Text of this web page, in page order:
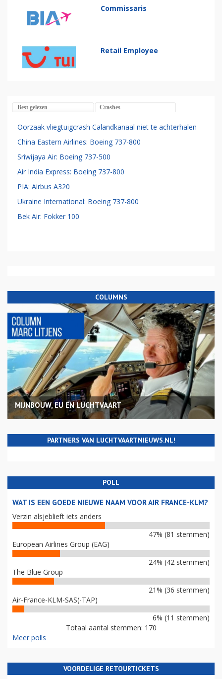
Commissaris
Retail Employee
Best gelezen Crashes
Oorzaak vliegtuigcrash Calandkanaal niet te achterhalen
China Eastern Airlines: Boeing 737-800
Sriwijaya Air: Boeing 737-500
Air India Express: Boeing 737-800
PIA: Airbus A320
Ukraine International: Boeing 737-800
Bek Air: Fokker 100
COLUMNS
MIJNBOUW, EU EN LUCHTVAART
PARTNERS VAN LUCHTVAARTNIEUWS.NL!
POLL
WAT IS EEN GOEDE NIEUWE NAAM VOOR AIR FRANCE-KLM?
Verzin alsjeblieft iets anders
47% (81 stemmen)
European Airlines Group (EAG)
24% (42 stemmen)
The Blue Group
21% (36 stemmen)
Air-France-KLM-SAS(-TAP)
6% (11 stemmen)
Totaal aantal stemmen: 170
Meer polls
VOORDELIGE RETOURTICKETS